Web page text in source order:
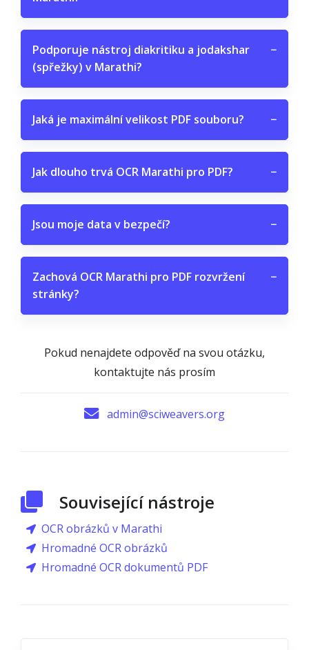
Podporuje nástroj diakritiku a jodakshar
(spřežky) v Marathi?
−
Jaká je maximální velikost PDF souboru? −
Jak dlouho trvá OCR Marathi pro PDF? −
Jsou moje data v bezpečí? −
Zachová OCR Marathi pro PDF rozvržení
stránky?
−
Pokud nenajdete odpověď na svou otázku,
kontaktujte nás prosím
admin@sciweavers.org
Související nástroje
OCR obrázků v Marathi
Hromadné OCR obrázků
Hromadné OCR dokumentů PDF